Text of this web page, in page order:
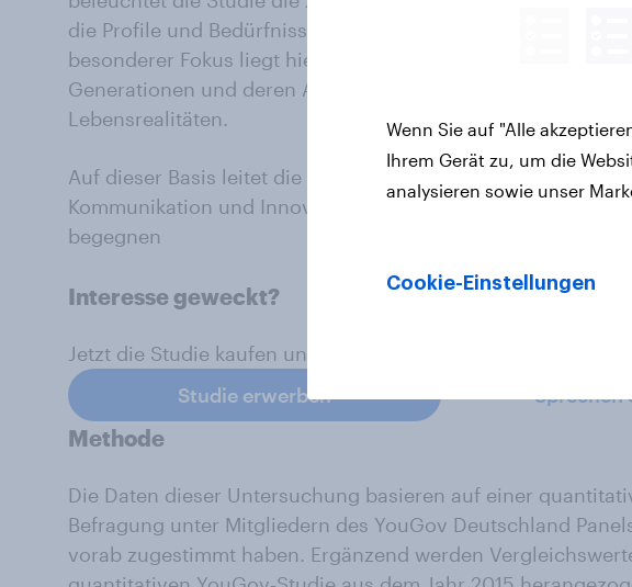
die Profile und Bedürfnisse von Konsumenten, Reduziereren
besonderer Fokus liegt hierbei auf den Unterschieden
Generationen und deren Auswirkungen auf
Lebensrealitäten.
Auf dieser Basis leitet die Studie strategische Impulse (für
Kommunikation und Innovation), die helfen den Hürden der
begegnen
Interesse geweckt?
Jetzt die Studie kaufen und alle Insights entdecken!
Studie erwerben
Sprechen
Methode
Die Daten dieser Untersuchung basieren auf einer
Befragung unter Mitgliedern des YouGov Deutschland
vorab zugestimmt haben. Ergänzend werden
Wenn Sie auf "Alle
Ihrem Gerät zu, um die
analysieren sowie unser
Cookie-Einstellungen